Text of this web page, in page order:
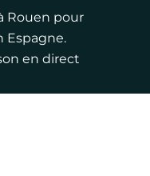
Rouen pour
Espagne.
en direct